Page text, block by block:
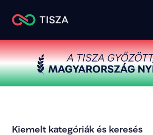
Kiemelt kategóriák és keresés